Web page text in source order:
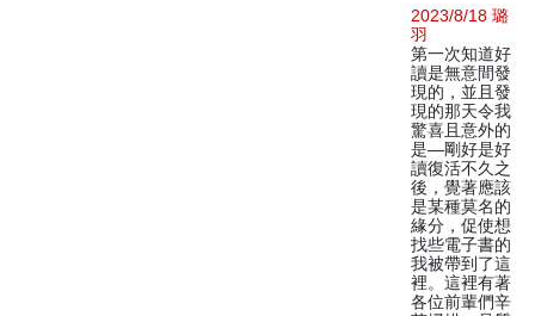
2023/8/18 璐
羽
第一次知道好
讀是無意間發
現的，並且發
現的那天令我
驚喜且意外的
是—剛好是好
讀復活不久之
後，覺著應該
是某種莫名的
緣分，促使想
找些電子書的
我被帶到了這
裡。這裡有著
各位前輩們辛